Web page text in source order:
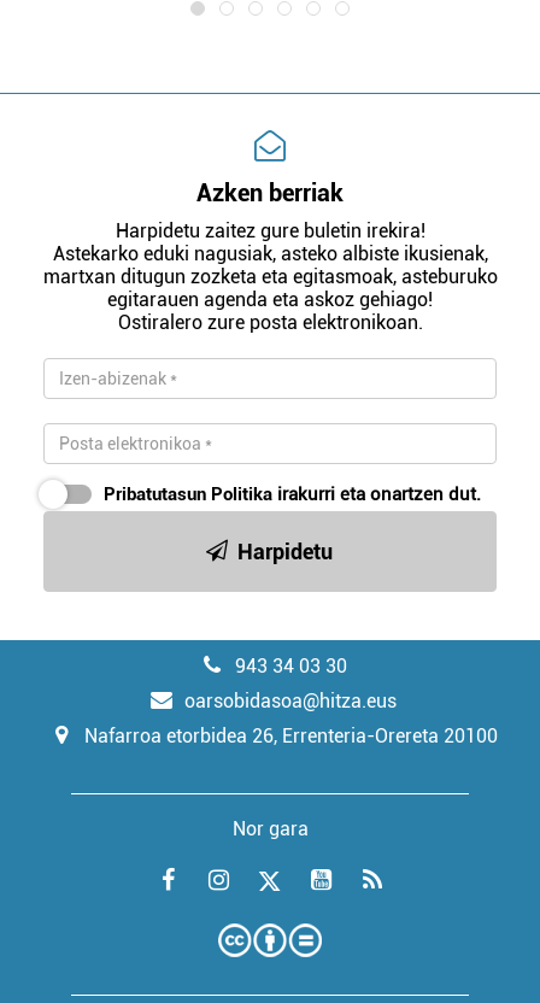
Azken berriak
Harpidetu zaitez gure buletin irekira!
Astekarko eduki nagusiak, asteko albiste ikusienak,
martxan ditugun zozketa eta egitasmoak, asteburuko
egitarauen agenda eta askoz gehiago!
Ostiralero zure posta elektronikoan.
Pribatutasun Politika irakurri eta onartzen dut.
Harpidetu
943 34 03 30
oarsobidasoa@hitza.eus
Nafarroa etorbidea 26, Errenteria-Orereta 20100
Nor gara